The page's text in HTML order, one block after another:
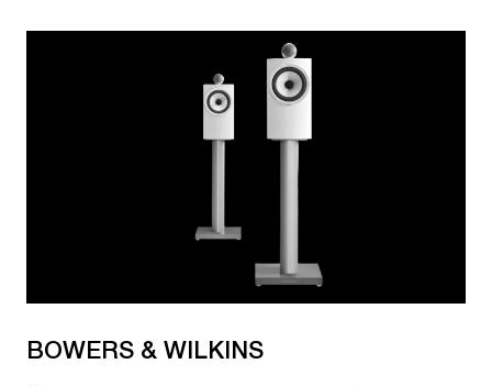
ThunderBird RCA-RCA
Irish Red RCA Subwoofer
BOWERS & WILKINS